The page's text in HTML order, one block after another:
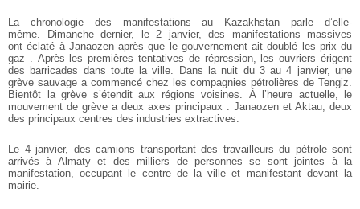
La chronologie des manifestations au Kazakhstan parle d’elle-
même. Dimanche dernier, le 2 janvier, des manifestations massives
ont éclaté à Janaozen après que le gouvernement ait doublé les prix du
gaz . Après les premières tentatives de répression, les ouvriers érigent
des barricades dans toute la ville. Dans la nuit du 3 au 4 janvier, une
grève sauvage a commencé chez les compagnies pétrolières de Tengiz.
Bientôt la grève s’étendit aux régions voisines. À l’heure actuelle, le
mouvement de grève a deux axes principaux : Janaozen et Aktau, deux
des principaux centres des industries extractives.
Le 4 janvier, des camions transportant des travailleurs du pétrole sont
arrivés à Almaty et des milliers de personnes se sont jointes à la
manifestation, occupant le centre de la ville et manifestant devant la
mairie.